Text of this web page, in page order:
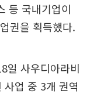
등 국내기업이
권을 획득했다.
일 사우디아라비
업 중 3개 권역